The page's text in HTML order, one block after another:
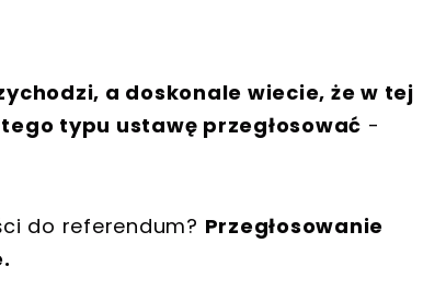
a doskonale wiecie, że w tej
typu ustawę przegłosować -
do referendum? Przegłosowanie